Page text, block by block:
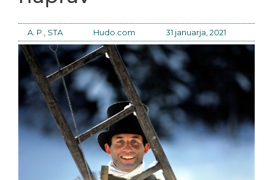
A. P., STA Hudo.com 31 januarja, 2021